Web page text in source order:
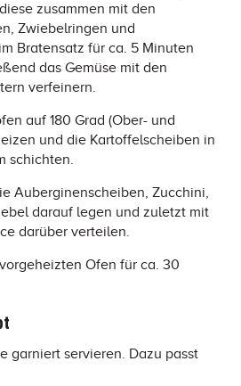
zusammen mit den
Zwiebelringen und
Bratensatz für ca. 5 Minuten
das Gemüse mit den
verfeinern.
auf 180 Grad (Ober- und
und die Kartoffelscheiben in
schichten.
Auberginenscheiben, Zucchini,
darauf legen und zuletzt mit
darüber verteilen.
Ofen für ca. 30
garniert servieren. Dazu passt